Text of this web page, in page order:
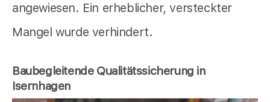
angewiesen. Ein erheblicher, versteckter
Mangel wurde verhindert.
Baubegleitende Qualitätssicherung in
Isernhagen